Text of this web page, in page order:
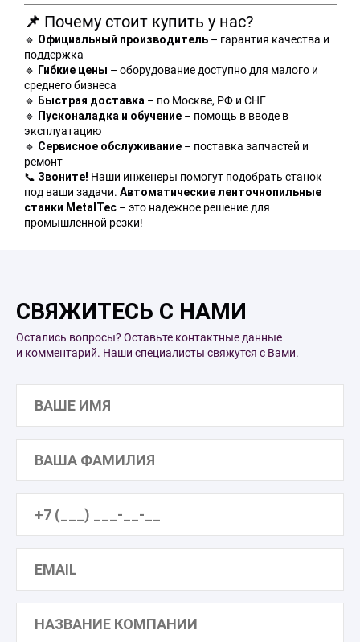
📌 Почему стоит купить у нас?
🔹 Официальный производитель – гарантия качества и
поддержка
🔹 Гибкие цены – оборудование доступно для малого и
среднего бизнеса
🔹 Быстрая доставка – по Москве, РФ и СНГ
🔹 Пусконаладка и обучение – помощь в вводе в
эксплуатацию
🔹 Сервисное обслуживание – поставка запчастей и
ремонт
📞 Звоните! Наши инженеры помогут подобрать станок
под ваши задачи. Автоматические ленточнопильные
станки MetalTec – это надежное решение для
промышленной резки!
СВЯЖИТЕСЬ С НАМИ
Остались вопросы? Оставьте контактные данные
и комментарий. Наши специалисты свяжутся с Вами.